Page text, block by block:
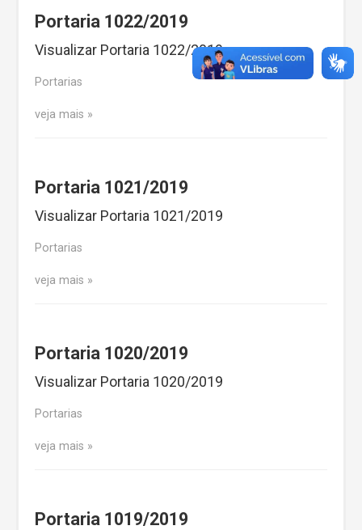
Portaria 1022/2019
Visualizar Portaria 1022/2019
Portarias
veja mais
Portaria 1021/2019
Visualizar Portaria 1021/2019
Portarias
veja mais
Portaria 1020/2019
Visualizar Portaria 1020/2019
Portarias
veja mais
Portaria 1019/2019